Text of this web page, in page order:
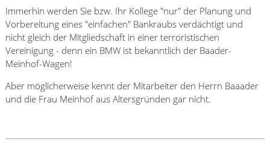
Immerhin werden Sie bzw. Ihr Kollege "nur" der Planung und
Vorbereitung eines "einfachen" Bankraubs verdächtigt und
nicht gleich der Mitgliedschaft in einer terroristischen
Vereinigung - denn ein BMW ist bekanntlich der Baader-
Meinhof-Wagen!
Aber möglicherweise kennt der Mitarbeiter den Herrn Baaader
und die Frau Meinhof aus Altersgründen gar nicht.